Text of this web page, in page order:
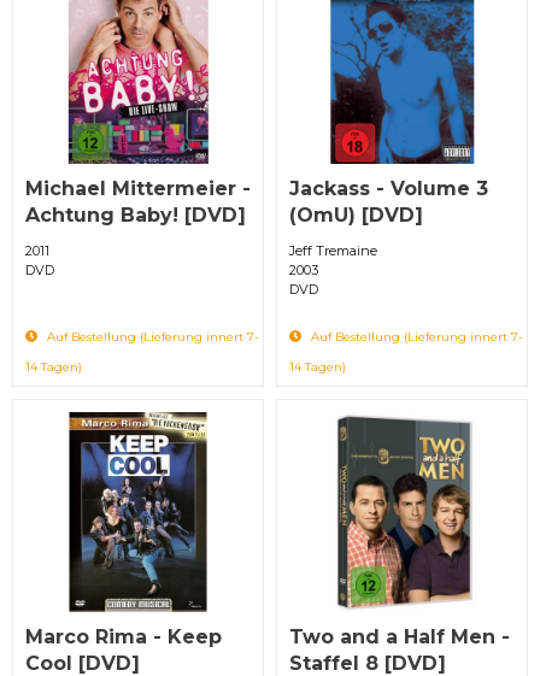
Michael Mittermeier -
Achtung Baby! [DVD]
2011
DVD
Auf Bestellung (Lieferung innert 7-
14 Tagen)
Jackass - Volume 3
(OmU) [DVD]
Jeff Tremaine
2003
DVD
Auf Bestellung (Lieferung innert 7-
14 Tagen)
Marco Rima - Keep
Cool [DVD]
Two and a Half Men -
Staffel 8 [DVD]